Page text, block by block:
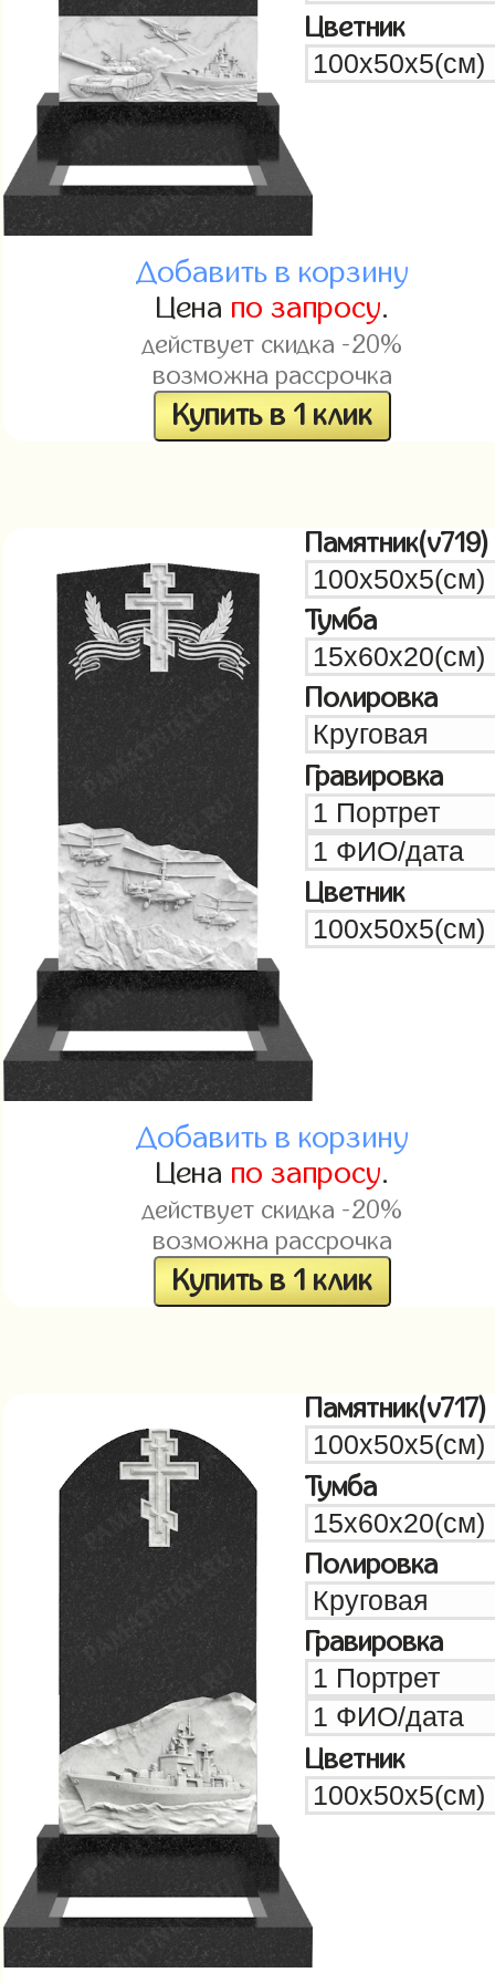
Цветник
Добавить в корзину
Цена по запросу.
действует скидка -20%
возможна рассрочка
Купить в 1 клик
Памятник(v719)
Тумба
Полировка
Гравировка
Цветник
Добавить в корзину
Цена по запросу.
действует скидка -20%
возможна рассрочка
Купить в 1 клик
Памятник(v717)
Тумба
Полировка
Гравировка
Цветник